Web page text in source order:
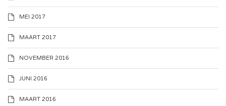
MEI 2017
MAART 2017
NOVEMBER 2016
JUNI 2016
MAART 2016